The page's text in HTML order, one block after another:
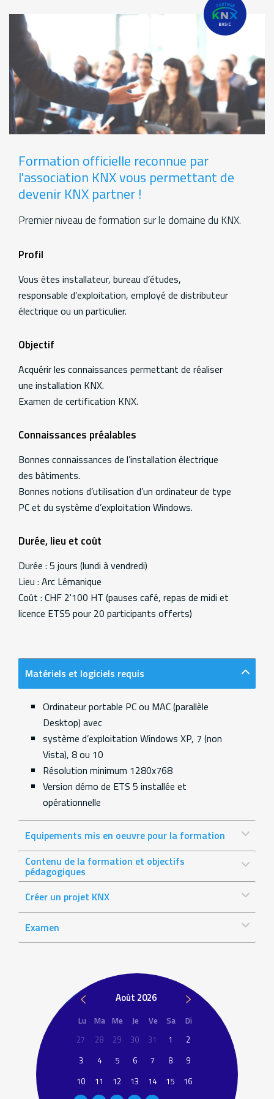
Formation officielle reconnue par
l'association KNX vous permettant de
devenir KNX partner !
Premier niveau de formation sur le domaine du KNX.
Formations
Profil
Vous êtes installateur, bureau d’études,
responsable d’exploitation, employé de distributeur
électrique ou un particulier.
Objectif
Acquérir les connaissances permettant de réaliser
une installation KNX.
Examen de certification KNX.
Connaissances préalables
Bonnes connaissances de l’installation électrique
des bâtiments.
Bonnes notions d’utilisation d’un ordinateur de type
PC et du système d’exploitation Windows.
Durée, lieu et coût
Durée : 5 jours (lundi à vendredi)
Lieu : Arc Lémanique
Coût : CHF 2'100 HT (pauses café, repas de midi et
licence ETS5 pour 20 participants offerts)
Matériels et logiciels requis
Ordinateur portable PC ou MAC (parallèle
Desktop) avec
système d’exploitation Windows XP, 7 (non
Vista), 8 ou 10
Résolution minimum 1280x768
Version démo de ETS 5 installée et
opérationnelle
Equipements mis en oeuvre pour la formation
Contenu de la formation et objectifs
pédagogiques
Créer un projet KNX
Examen
Août 2026
Lu Ma Me Je Ve Sa
Di
27
28 29 30 31 1
2
3
4 5 6 7 8
9
10
11 12 13 14 15
16